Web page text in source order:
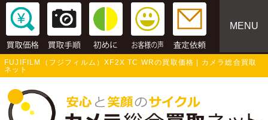
MENU
FUJIFILM（フジフィルム）XF2X TC WRの買取価格 | カメラ総合買取
ネット